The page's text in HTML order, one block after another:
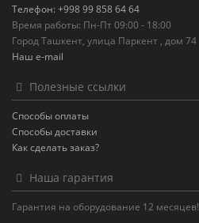
Телефон: +998 99 858 64 64
Время работы: Пн-Пт 09:00 - 18:00
Город Ташкент, улица Паркент , дом 74
Наш e-mail
Полезные ссылки
Способы оплаты
Способы доставки
Как сделать заказ?
Наша гарантия
Гарантия на оборудование 12 месяцев!